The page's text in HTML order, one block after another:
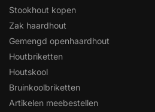
Stookhout kopen
Zak haardhout
Gemengd openhaardhout
Houtbriketten
Houtskool
Bruinkoolbriketten
Artikelen meebestellen